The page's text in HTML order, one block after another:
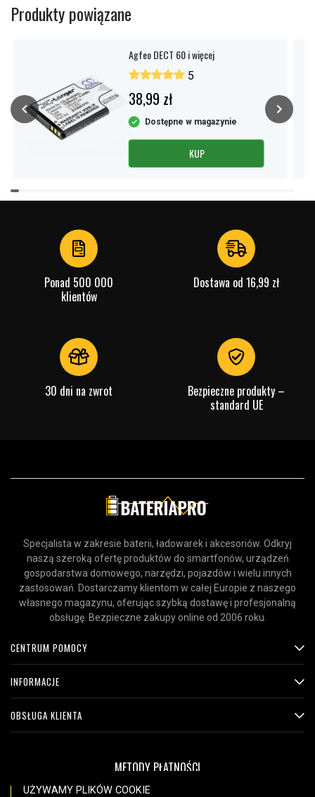
Produkty powiązane
Agfeo DECT 60 i więcej
5
38,99 zł
Dostępne w magazynie
KUP
Item
1
Ponad 500 000
klientów
Dostawa od 16,99 zł
30 dni na zwrot
Bezpieczne produkty –
standard UE
Specjalista w zakresie baterii, ładowarek i akcesoriów. Odkryj
naszą szeroką ofertę produktów do smartfonów, urządzeń
gospodarstwa domowego, narzędzi, pojazdów i wielu innych
zastosowań. Dostarczamy klientom w całej Europie z naszego
własnego magazynu, oferując szybką dostawę i profesjonalną
obsługę. Bezpieczne zakupy online od 2006 roku.
CENTRUM POMOCY
INFORMACJE
OBSŁUGA KLIENTA
METODY PŁATNOŚCI
UŻYWAMY PLIKÓW COOKIE